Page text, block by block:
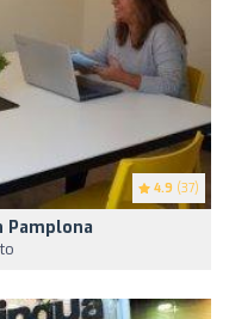
4.9 (37)
Pamplona